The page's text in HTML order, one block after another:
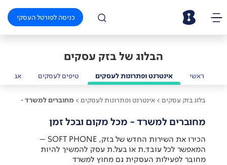
כניסה לפורטל העסקי
הבלוג של בזק עסקים
ראשי אינטרנט ופתרונות לעסקים טיפים לעסקים אבטחת
בלוג בזק עסקים > אינטרנט ופתרונות לעסקים > מחוברים למשרד - מכל
מחוברים למשרד - מכל מקום ובכל זמן
הכירו את השירות החדש של בזק, SOFT PHONE –
המאפשר לכל עובד.ת או בעל.ת עסק להמשיך להיות
מחובר לפעילות העסקית גם מחוץ למשרד